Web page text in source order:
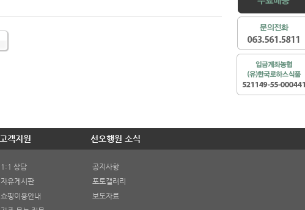
고객지원 선오행원 소식
1:1 상담
자유게시판
쇼핑이용안내
공지사항
포토갤러리
보도자료